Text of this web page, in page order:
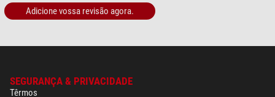
Adicione vossa revisão agora.
SEGURANÇA & PRIVACIDADE
Têrmos